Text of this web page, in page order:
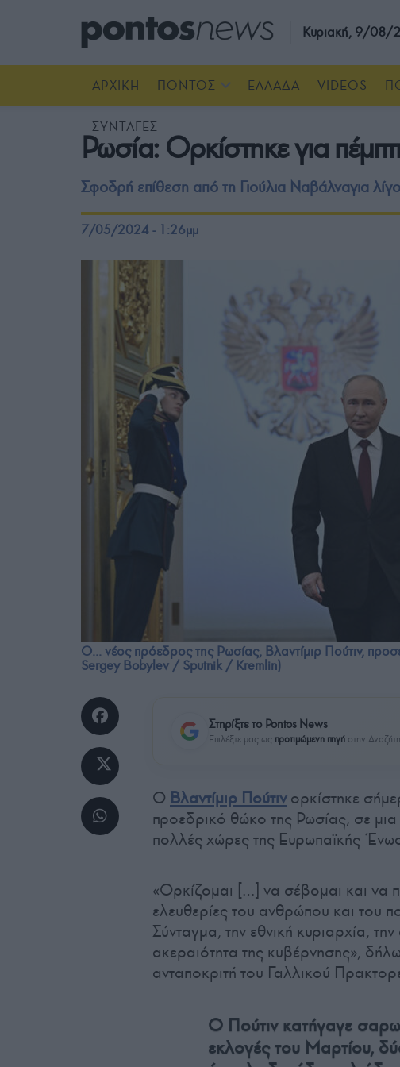
Κυριακή, 9/08/
ΑΡΧΙΚΗ ΠΟΝΤΟΣ ΕΛΛΑΔΑ VIDEOS
ΣΥΝΤΑΓΕΣ
Ρωσία: Ορκίστηκε για
Σφοδρή επίθεση από τη Γιούλια Ναβάλναγια
7/05/2024 - 1:26μμ
O... νέος πρόεδρος της Ρωσίας, Βλαντίμιρ Πούτιν,
Sergey Bobylev / Sputnik / Kremlin)
Στηρίξτε το Pontos News
Επιλέξτε μας ως προτιμώμενη πηγή στην
Ο Βλαντίμιρ Πούτινορκίστηκε
προεδρικό θώκο της Ρωσίας, σε
πολλές χώρες της Ευρωπαϊκής
«Ορκίζομαι […] να σέβομαι και να
ελευθερίες του ανθρώπου και του
Σύνταγμα, την εθνική κυριαρχία,
ακεραιότητα της κυβέρνησης»,
ανταποκριτή του Γαλλικού
Ο Πούτιν κατήγαγε
εκλογές του Μαρτίου,